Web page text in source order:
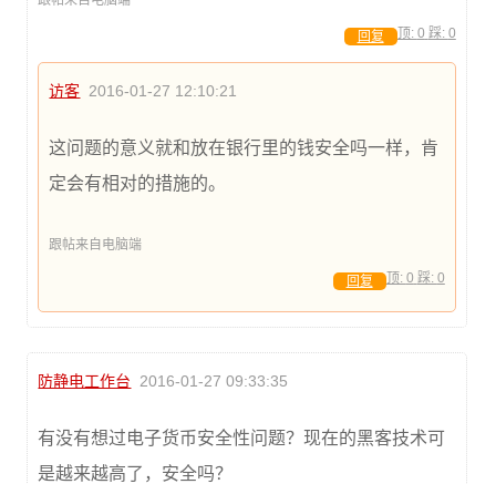
顶: 0 踩: 0
回复
访客 2016-01-27 12:10:21
这问题的意义就和放在银行里的钱安全吗一样，肯
定会有相对的措施的。
跟帖来自电脑端
顶: 0 踩: 0
回复
防静电工作台 2016-01-27 09:33:35
有没有想过电子货币安全性问题？现在的黑客技术可
是越来越高了，安全吗？